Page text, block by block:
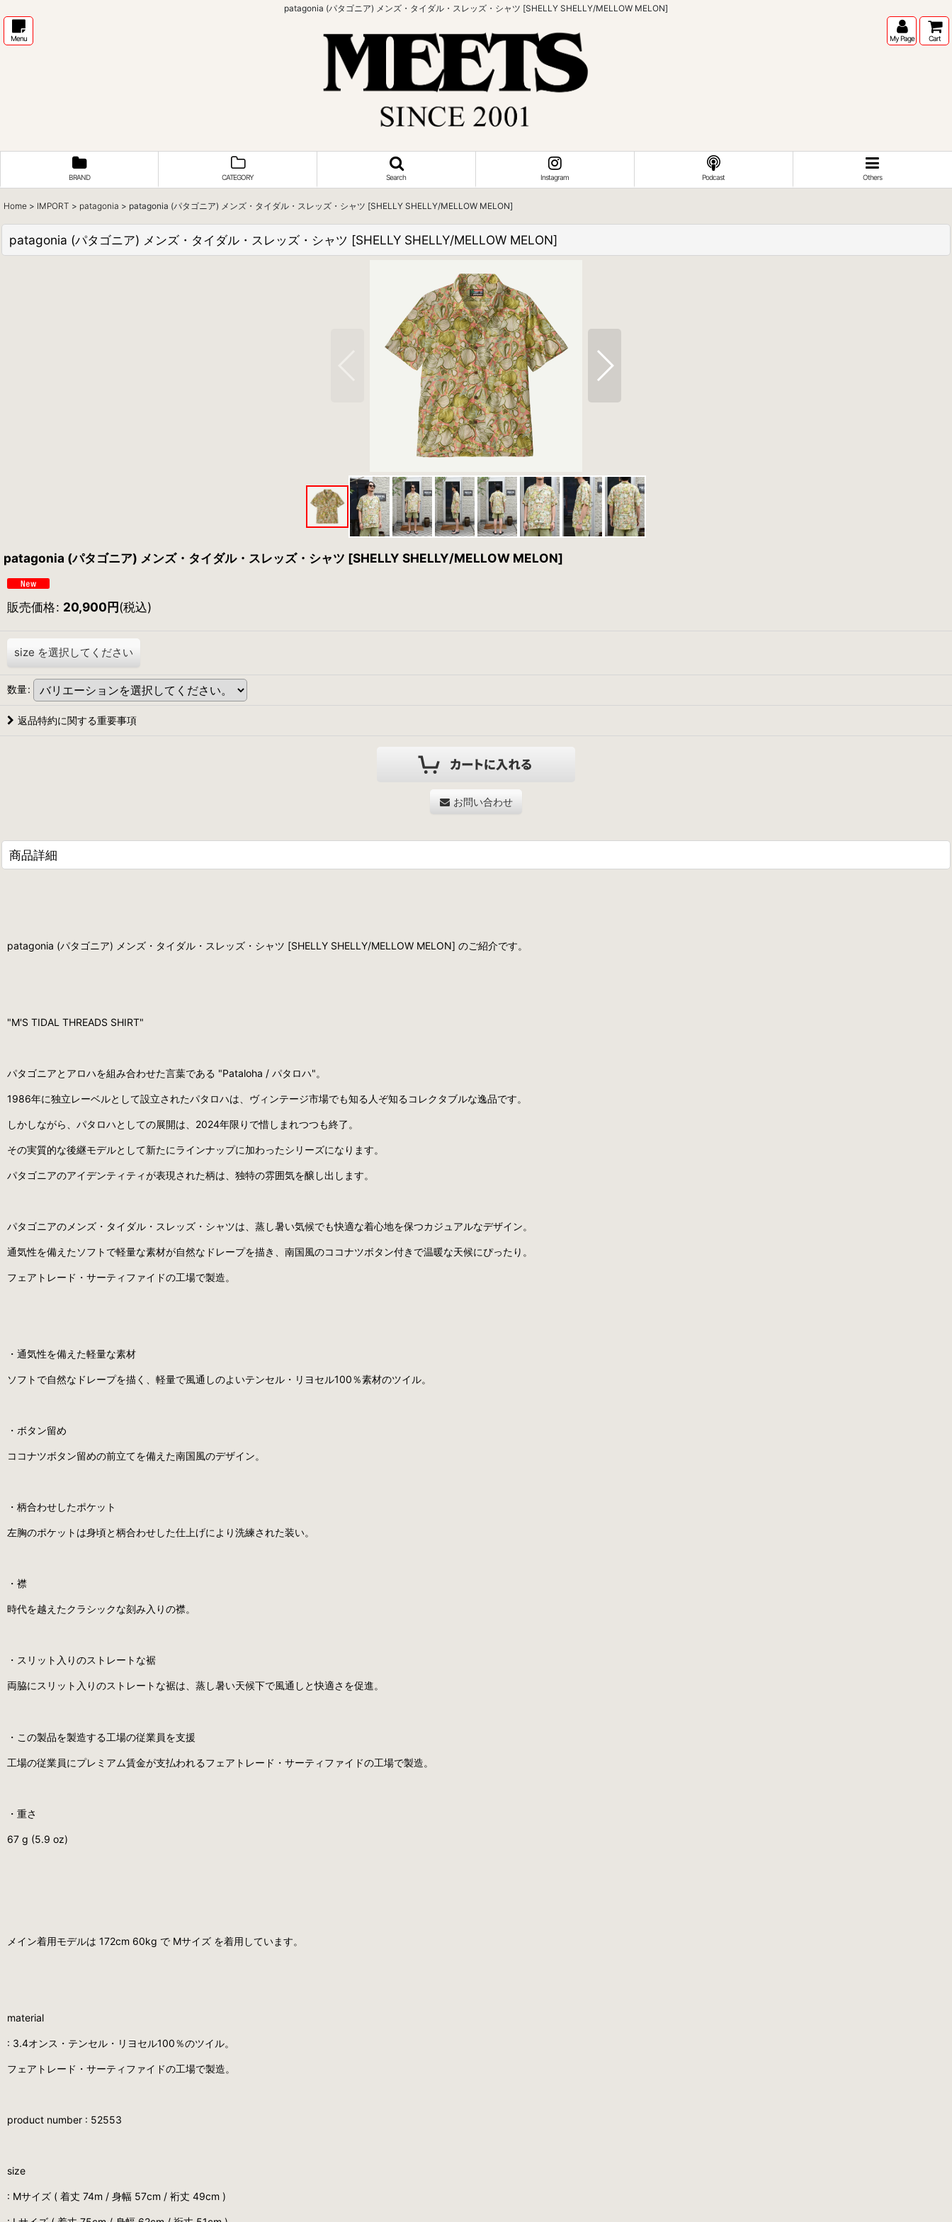
patagonia (パタゴニア) メンズ・タイダル・スレッズ・シャツ [SHELLY SHELLY/MELLOW MELON]
Menu My Page Cart
BRAND CATEGORY Search Instagram Podcast Others
Home > IMPORT > patagonia > patagonia (パタゴニア) メンズ・タイダル・スレッズ・シャツ [SHELLY SHELLY/MELLOW MELON]
patagonia (パタゴニア) メンズ・タイダル・スレッズ・シャツ [SHELLY SHELLY/MELLOW MELON]
patagonia (パタゴニア) メンズ・タイダル・スレッズ・シャツ [SHELLY SHELLY/MELLOW MELON]
販売価格: 20,900円(税込)
size を選択してください
数量:
返品特約に関する重要事項
お問い合わせ
商品詳細
patagonia (パタゴニア) メンズ・タイダル・スレッズ・シャツ [SHELLY SHELLY/MELLOW MELON] のご紹介です。
"M'S TIDAL THREADS SHIRT"
パタゴニアとアロハを組み合わせた言葉である "Pataloha / パタロハ"。
1986年に独立レーベルとして設立されたパタロハは、ヴィンテージ市場でも知る人ぞ知るコレクタブルな逸品です。
しかしながら、パタロハとしての展開は、2024年限りで惜しまれつつも終了。
その実質的な後継モデルとして新たにラインナップに加わったシリーズになります。
パタゴニアのアイデンティティが表現された柄は、独特の雰囲気を醸し出します。
パタゴニアのメンズ・タイダル・スレッズ・シャツは、蒸し暑い気候でも快適な着心地を保つカジュアルなデザイン。
通気性を備えたソフトで軽量な素材が自然なドレープを描き、南国風のココナツボタン付きで温暖な天候にぴったり。
フェアトレード・サーティファイドの工場で製造。
・通気性を備えた軽量な素材
ソフトで自然なドレープを描く、軽量で風通しのよいテンセル・リヨセル100％素材のツイル。
・ボタン留め
ココナツボタン留めの前立てを備えた南国風のデザイン。
・柄合わせしたポケット
左胸のポケットは身頃と柄合わせした仕上げにより洗練された装い。
・襟
時代を越えたクラシックな刻み入りの襟。
・スリット入りのストレートな裾
両脇にスリット入りのストレートな裾は、蒸し暑い天候下で風通しと快適さを促進。
・この製品を製造する工場の従業員を支援
工場の従業員にプレミアム賃金が支払われるフェアトレード・サーティファイドの工場で製造。
・重さ
67 g (5.9 oz)
メイン着用モデルは 172cm 60kg で Mサイズ を着用しています。
material
: 3.4オンス・テンセル・リヨセル100％のツイル。
フェアトレード・サーティファイドの工場で製造。
product number : 52553
size
: Mサイズ ( 着丈 74m / 身幅 57cm / 裄丈 49cm )